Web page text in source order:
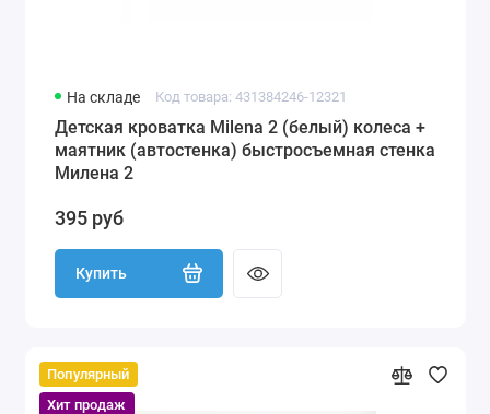
На складе Код товара: 431384246-12321
Детская кроватка Milena 2 (белый) колеса +
маятник (автостенка) быстросъемная стенка
Милена 2
395 руб
Купить
Популярный
Хит продаж